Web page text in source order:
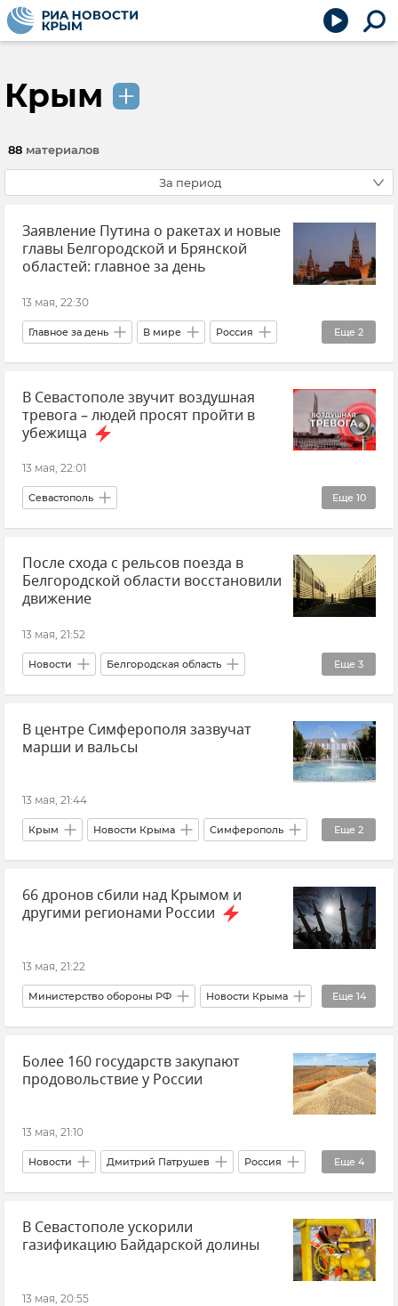
Крым
88 материалов
За период
Заявление Путина о ракетах и новые
главы Белгородской и Брянской
областей: главное за день
13 мая, 22:30
Еще 2
Главное за день В мире Россия
Новости Крым
В Севастополе звучит воздушная
тревога – людей просят пройти в
убежища
13 мая, 22:01
Еще 10
Севастополь
Воздушная тревога в Севастополе
Михаил Развожаев
Безопасность Республики Крым и Севастополя
Атаки ВСУ на Крым Новости Севастополя
Крым
После схода с рельсов поезда в
Белгородской области восстановили
движение
13 мая, 21:52
Еще 3
Новости Белгородская область
Железная дорога Электричка
Происшествия
В центре Симферополя зазвучат
марши и вальсы
13 мая, 21:44
Еще 2
Крым Новости Крыма Симферополь
Парк им. Тренева в Симферополе Оркестр
66 дронов сбили над Крымом и
другими регионами России
13 мая, 21:22
Еще 14
Министерство обороны РФ Новости Крыма
Крым Новости Белгородская область
Брянская область Калужская область
Курская область
Тверская область Московская область
Атаки ВСУ
Более 160 государств закупают
продовольствие у России
13 мая, 21:10
Еще 4
Новости Дмитрий Патрушев Россия
Новости Экономика Торговля
Внешняя торговля
В Севастополе ускорили
газификацию Байдарской долины
13 мая, 20:55